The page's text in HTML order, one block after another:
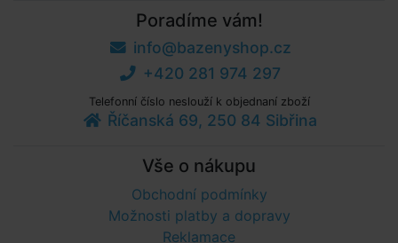
Poradíme vám!
info@bazenyshop.cz
+420 281 974 297
Telefonní číslo neslouží k objednaní zboží
Říčanská 69, 250 84 Sibřina
Vše o nákupu
Obchodní podmínky
Možnosti platby a dopravy
Reklamace